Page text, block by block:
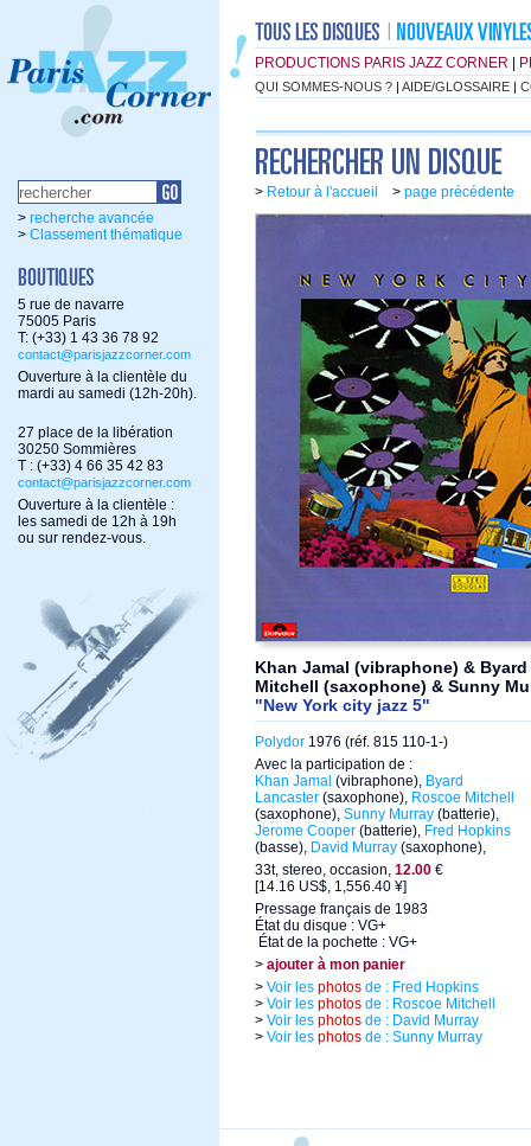
PRODUCTIONS PARIS JAZZ CORNER
QUI SOMMES-NOUS ? | AIDE/GLOSSAIRE |
> recherche avancée
> Classement thématique
5 rue de navarre
75005 Paris
T: (+33) 1 43 36 78 92
contact@parisjazzcorner.com
Ouverture à la clientèle du
mardi au samedi (12h-20h).
27 place de la libération
30250 Sommières
T : (+33) 4 66 35 42 83
contact@parisjazzcorner.com
Ouverture à la clientèle :
les samedi de 12h à 19h
ou sur rendez-vous.
> Retour à l'accueil > page précédente
Khan Jamal (vibraphone) &
Mitchell (saxophone) & Sunny
"New York city jazz 5"
Polydor 1976 (réf. 815 110-1-)
Avec la participation de :
Khan Jamal (vibraphone), Byard
Lancaster (saxophone), Roscoe Mitchell
(saxophone), Sunny Murray (batterie),
Jerome Cooper (batterie), Fred Hopkins
(basse), David Murray (saxophone),
33t, stereo, occasion, 12.00 €
[14.16 US$, 1,556.40 ¥]
Pressage français de 1983
État du disque : VG+
État de la pochette : VG+
> ajouter à mon panier
> Voir les photos de : Fred Hopkins
> Voir les photos de : Roscoe Mitchell
> Voir les photos de : David Murray
> Voir les photos de : Sunny Murray